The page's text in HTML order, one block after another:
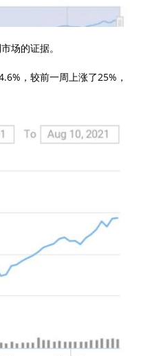
场的证据。
，较前一周上涨了25%，